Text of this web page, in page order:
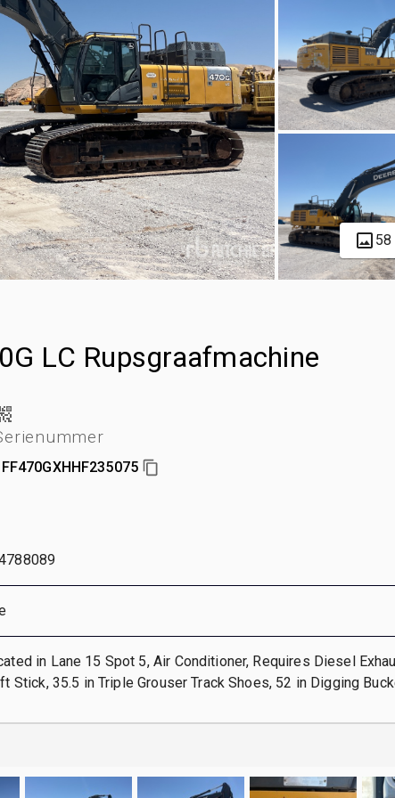
LC Rupsgraafmachine
in Lane 15 Spot 5, Air Conditioner, Requires Diesel
Stick, 35.5 in Triple Grouser Track Shoes, 52 in Digging